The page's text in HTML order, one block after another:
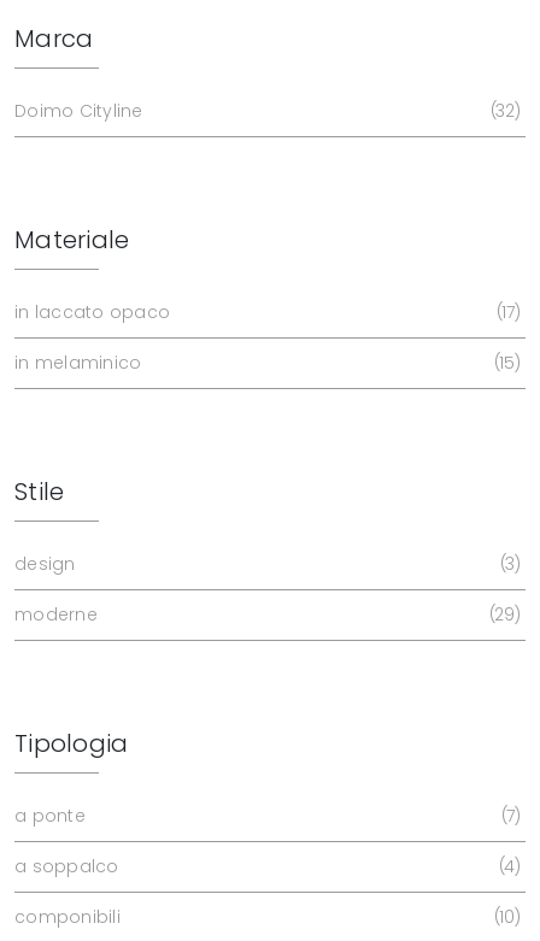
Marca
Doimo Cityline 32
Materiale
in laccato opaco 17
in melaminico 15
Stile
design 3
moderne 29
Tipologia
a ponte 7
a soppalco 4
componibili 10